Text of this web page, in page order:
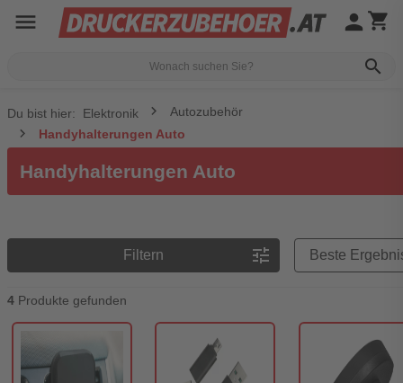
menu
search
person shopping_cart
Du bist hier: Elektronik
Autozubehör
Handyhalterungen Auto
Handyhalterungen Auto
Filtern tune
4 Produkte gefunden